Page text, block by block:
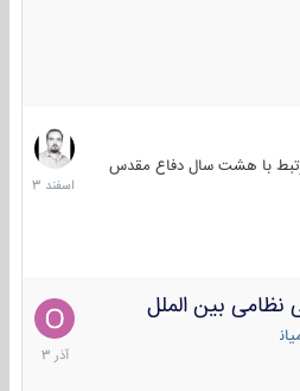
با هشت سال دفاع مقدس
20
اسفند
1403
بین الملل
21
آذر
1403